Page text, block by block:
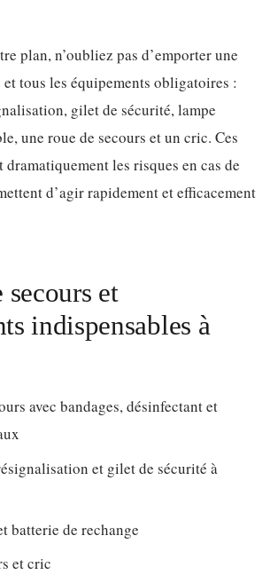
plan, n’oubliez pas d’emporter une
et tous les équipements obligatoires :
gilet de sécurité, lampe
une roue de secours et un cric. Ces
les risques en cas de
d’agir rapidement et efficacement
secours et
indispensables à
avec bandages, désinfectant et
et gilet de sécurité à
batterie de rechange
et cric